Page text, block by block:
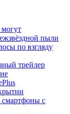
пыли
по взгляду
трейлер
смартфоны с